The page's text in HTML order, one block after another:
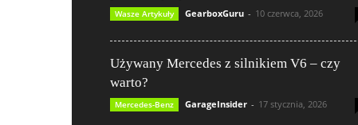
Wasze Artykuły GearboxGuru - 10 czerwca, 2026
Używany Mercedes z silnikiem V6 – czy
warto?
Mercedes-Benz GarageInsider - 17 stycznia, 2026